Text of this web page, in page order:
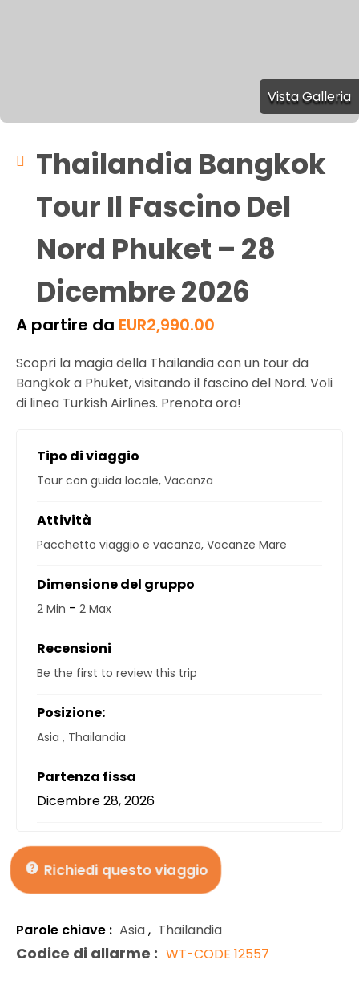
Vista Galleria
Thailandia Bangkok
Tour Il Fascino Del
Nord Phuket – 28
Dicembre 2026
A partire da EUR2,990.00
Scopri la magia della Thailandia con un tour da
Bangkok a Phuket, visitando il fascino del Nord. Voli
di linea Turkish Airlines. Prenota ora!
Tipo di viaggio
Tour con guida locale, Vacanza
Attività
Pacchetto viaggio e vacanza, Vacanze Mare
Dimensione del gruppo
2 Min - 2 Max
Recensioni
Be the first to review this trip
Posizione:
Asia , Thailandia
Partenza fissa
Dicembre 28, 2026
Richiedi questo viaggio
Parole chiave : Asia, Thailandia
Codice di allarme : WT-CODE 12557